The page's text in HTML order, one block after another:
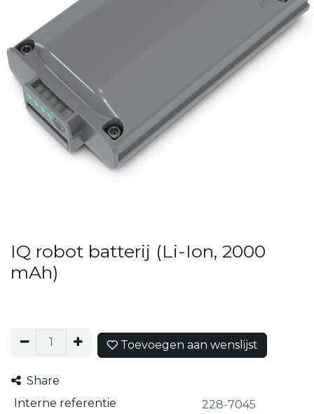
IQ robot batterij (Li-Ion, 2000
mAh)
Toevoegen aan wenslijst
Share
Interne referentie
228-7045